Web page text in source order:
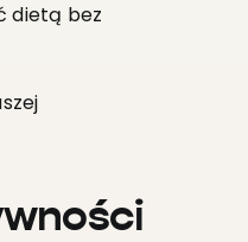
dietą bez